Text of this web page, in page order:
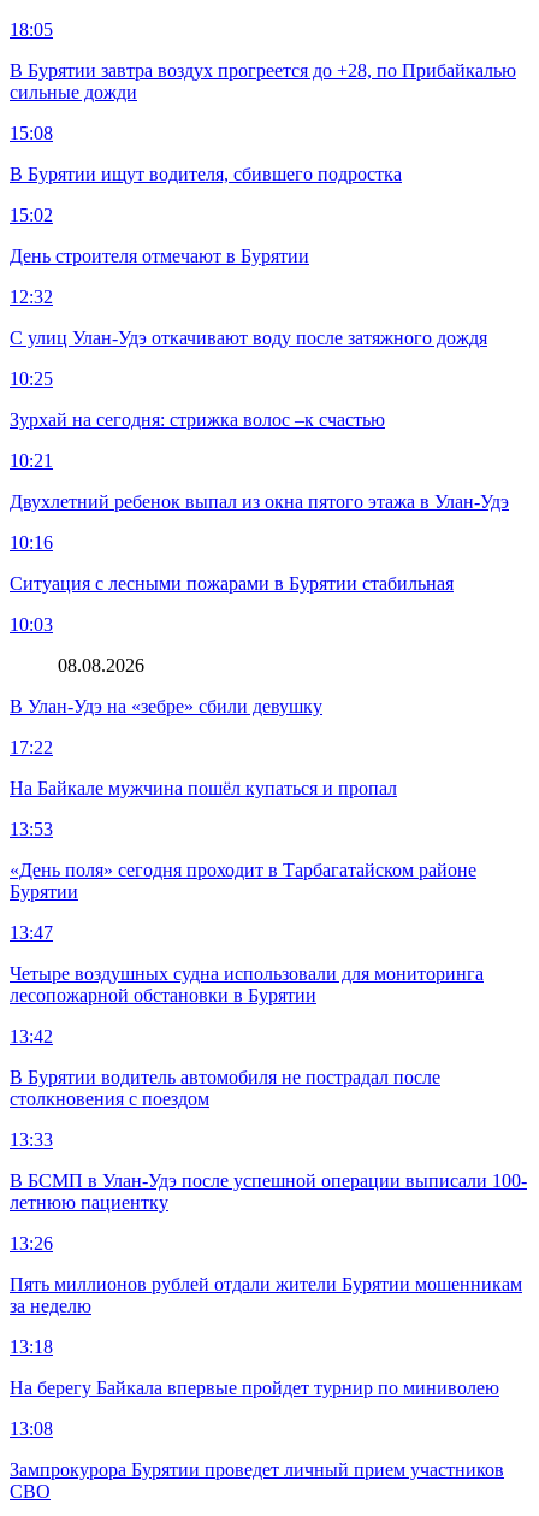
18:05
В Бурятии завтра воздух прогреется до +28, по Прибайкалью
сильные дожди
15:08
В Бурятии ищут водителя, сбившего подростка
15:02
День строителя отмечают в Бурятии
12:32
С улиц Улан-Удэ откачивают воду после затяжного дождя
10:25
Зурхай на сегодня: стрижка волос –к счастью
10:21
Двухлетний ребенок выпал из окна пятого этажа в Улан-Удэ
10:16
Ситуация с лесными пожарами в Бурятии стабильная
10:03
08.08.2026
В Улан-Удэ на «зебре» сбили девушку
17:22
На Байкале мужчина пошёл купаться и пропал
13:53
«День поля» сегодня проходит в Тарбагатайском районе
Бурятии
13:47
Четыре воздушных судна использовали для мониторинга
лесопожарной обстановки в Бурятии
13:42
В Бурятии водитель автомобиля не пострадал после
столкновения с поездом
13:33
В БСМП в Улан-Удэ после успешной операции выписали 100-
летнюю пациентку
13:26
Пять миллионов рублей отдали жители Бурятии мошенникам
за неделю
13:18
На берегу Байкала впервые пройдет турнир по миниволею
13:08
Зампрокурора Бурятии проведет личный прием участников
СВО